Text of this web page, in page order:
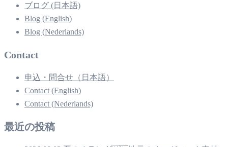
ブログ (日本語)
Blog (English)
Blog (Nederlands)
Contact
申込・問合せ（日本語）
Contact (English)
Contact (Nederlands)
最近の投稿